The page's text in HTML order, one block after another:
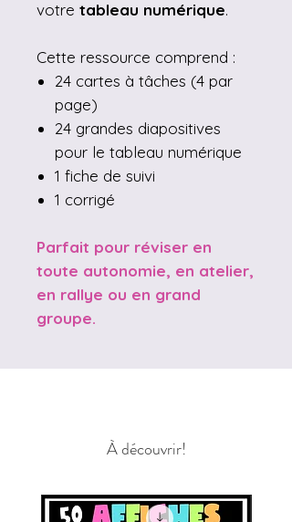
votre tableau numérique.
Cette ressource comprend :
24 cartes à tâches (4 par
page)
24 grandes diapositives
pour le tableau numérique
1 fiche de suivi
1 corrigé
Parfait pour réviser en
toute autonomie, en atelier,
en rallye ou en grand
groupe.
À découvrir!